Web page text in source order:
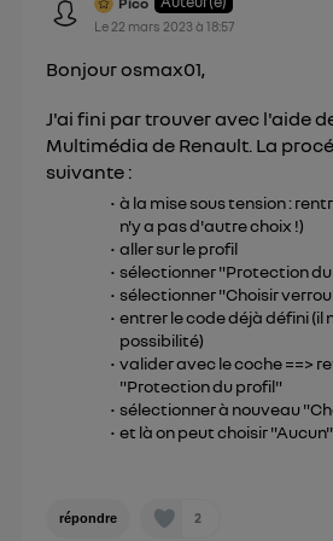
Le 22 mars 2023 à18:57
Bonjour osmax01,
J'ai fini par trouver avec l'aide
Multimédia de Renault. La
suivante :
à la mise sous tension :
n'y a pas d'autre choix !)
aller sur le profil
sélectionner "Protection
sélectionner "Choisir
entrer le code déjà défini (il
possibilité)
valider avec le coche ==>
"Protection du profil"
sélectionner à nouveau
et là on peut choisir "Aucun"
répondre 2
uniquement sur la navigation de
Vous pouvez à tout
consentement sur
Pour plus d'informations,
Politique d'information sur
personnelles